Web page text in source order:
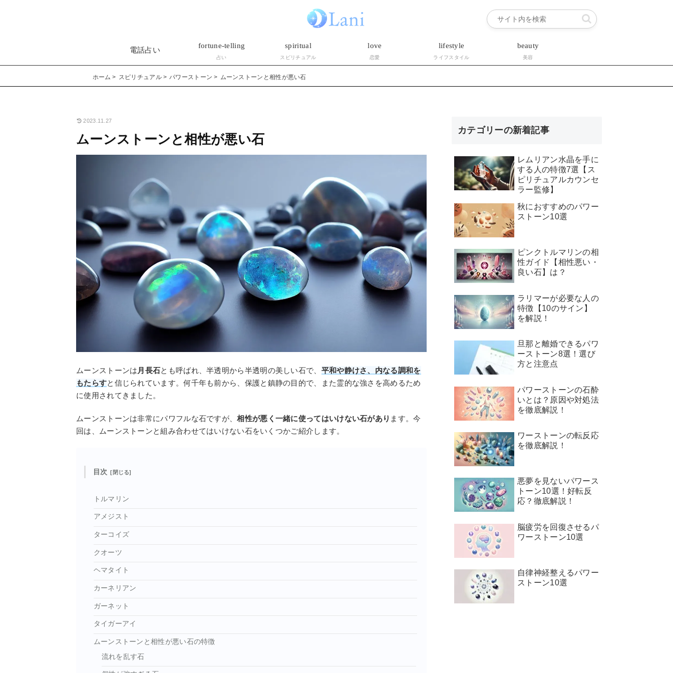
電話占い
fortune-telling
占い
spiritual
スピリチュアル
love
恋愛
lifestyle
ライフスタイル
beauty
美容
ホーム スピリチュアル パワーストーン ムーンストーンと相性が悪い石
2023.11.27
ムーンストーンと相性が悪い石
ムーンストーンは 月長石とも呼ばれ、半透明から半透明の美しい石で、 平和や静けさ、内なる調和を
もたらすと信じられています。何千年も前から、保護と鎮静の目的で、また霊的な強さを高めるため
に使用されてきました。
ムーンストーンは非常にパワフルな石ですが、相性が悪く一緒に使ってはいけない石があり ます。今
回は、ムーンストーンと組み合わせてはいけない石をいくつかご紹介します。
目次
トルマリン
アメジスト
ターコイズ
クオーツ
ヘマタイト
カーネリアン
ガーネット
タイガーアイ
ムーンストーンと相性が悪い石の特徴
流れを乱す石
カテゴリーの新着記事
レムリアン水晶を手に
する人の特徴7選【ス
ピリチュアルカウンセ
ラー監修】
秋におすすめのパワー
ストーン10選
ピンクトルマリンの相
性ガイド【相性悪い・
良い石】は？
ラリマーが必要な人の
特徴【10のサイン】
を解説！
旦那と離婚できるパワ
ーストーン8選！選び
方と注意点
パワーストーンの石酔
いとは？原因や対処法
を徹底解説！
ワーストーンの転反応
を徹底解説！
悪夢を見ないパワース
トーン10選！好転反
応？徹底解説！
脳疲労を回復させるパ
ワーストーン10選
自律神経整えるパワー
ストーン10選